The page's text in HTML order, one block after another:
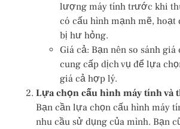
lượng máy tính trước khi
có cấu hình mạnh mẽ, hoạt
bị hư hỏng.
Giá cả: Bạn nên so sánh giá
cung cấp dịch vụ để lựa
giá cả hợp lý.
Lựa chọn cấu hình máy tính và
Bạn cần lựa chọn cấu hình máy
nhu cầu sử dụng của mình. Bạn